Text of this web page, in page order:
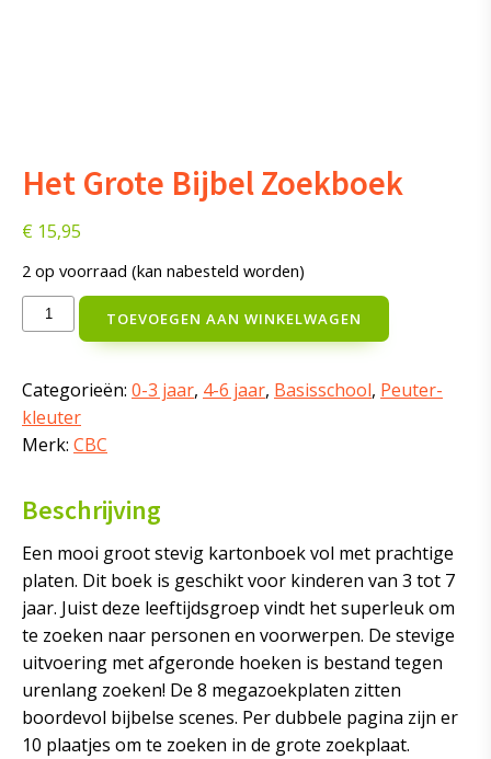
Het Grote Bijbel Zoekboek
€ 15,95
2 op voorraad (kan nabesteld worden)
Het
Grote
Zoekboek
aantal
TOEVOEGEN AAN WINKELWAGEN
Categorieën: 0-3 jaar, 4-6 jaar, Basisschool, Peuter-
kleuter
Merk: CBC
Beschrijving
Een mooi groot stevig kartonboek vol met prachtige
platen. Dit boek is geschikt voor kinderen van 3 tot 7
jaar. Juist deze leeftijdsgroep vindt het superleuk om
te zoeken naar personen en voorwerpen. De stevige
uitvoering met afgeronde hoeken is bestand tegen
urenlang zoeken! De 8 megazoekplaten zitten
boordevol bijbelse scenes. Per dubbele pagina zijn er
10 plaatjes om te zoeken in de grote zoekplaat.